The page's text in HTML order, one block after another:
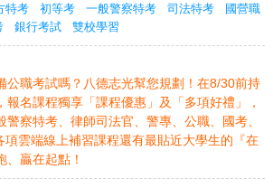
特考 初等考 一般警察特考 司法特考
國營職
銀行考試 雙校學習
公職考試嗎？八德志光幫您規劃！在8/30前持
報名課程獨享「課程優惠」及「多項好禮」，
察特考、律師司法官、警專、公職、國考、
項雲端線上補習課程還有最貼近大學生的『在
、贏在起點！